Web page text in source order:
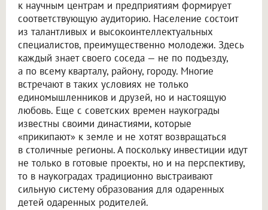
к научным центрам и предприятиям формирует
соответствующую аудиторию. Население состоит
из талантливых и высокоинтеллектуальных
специалистов, преимущественно молодежи. Здесь
каждый знает своего соседа — не по подъезду,
а по всему кварталу, району, городу. Многие
встречают в таких условиях не только
единомышленников и друзей, но и настоящую
любовь. Еще с советских времен наукограды
известны своими династиями, которые
«прикипают» к земле и не хотят возвращаться
в столичные регионы. А поскольку инвестиции идут
не только в готовые проекты, но и на перспективу,
то в наукоградах традиционно выстраивают
сильную систему образования для одаренных
детей одаренных родителей.